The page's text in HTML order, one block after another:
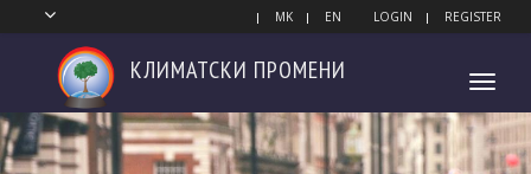
MK EN LOGIN REGISTER
Toggle
КЛИМАТСКИ ПРОМЕНИ